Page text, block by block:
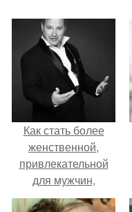
Как стать более
женственной,
привлекательной
для мужчин,
получить осанку и